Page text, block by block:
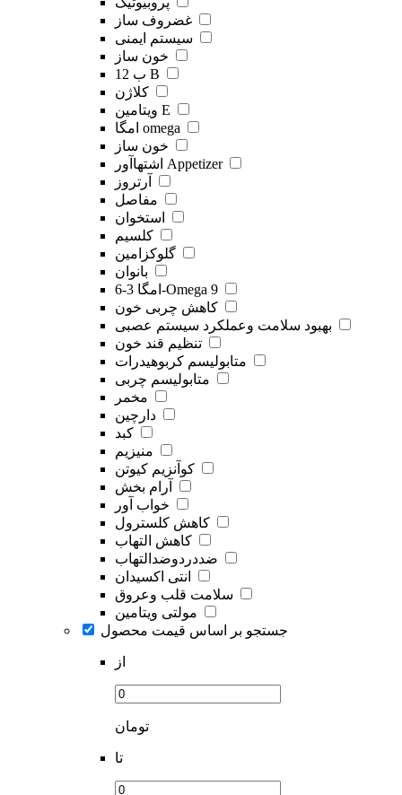
غضروف ساز
سیستم ایمنی
خون ساز
ب 12 B
کلاژن
ویتامین E
امگا omega
خون ساز
اشتهاآور Appetizer
آرتروز
مفاصل
استخوان
کلسیم
گلوکزامین
بانوان
امگا 3-6-Omega 9
کاهش چربی خون
بهبود سلامت وعملکرد سیستم عصبی
تنظیم قند خون
متابولیسم کربوهیدرات
متابولیسم چربی
مخمر
دارچین
کبد
منیزیم
کوآنزیم کیوتن
آرام بخش
خواب آور
کاهش کلسترول
کاهش التهاب
ضددردوضدالتهاب
انتی اکسیدان
سلامت قلب وعروق
مولتی ویتامین
جستجو بر اساس قیمت محصول
از
تومان
تا